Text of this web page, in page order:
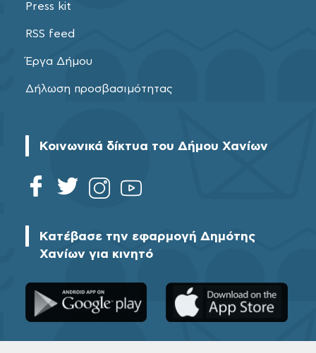
Press kit
RSS feed
Έργα Δήμου
Δήλωση προσβασιμότητας
Κοινωνικά δίκτυα του Δήμου Χανίων
Κατέβασε την εφαρμογή Δημότης
Χανίων για κινητό